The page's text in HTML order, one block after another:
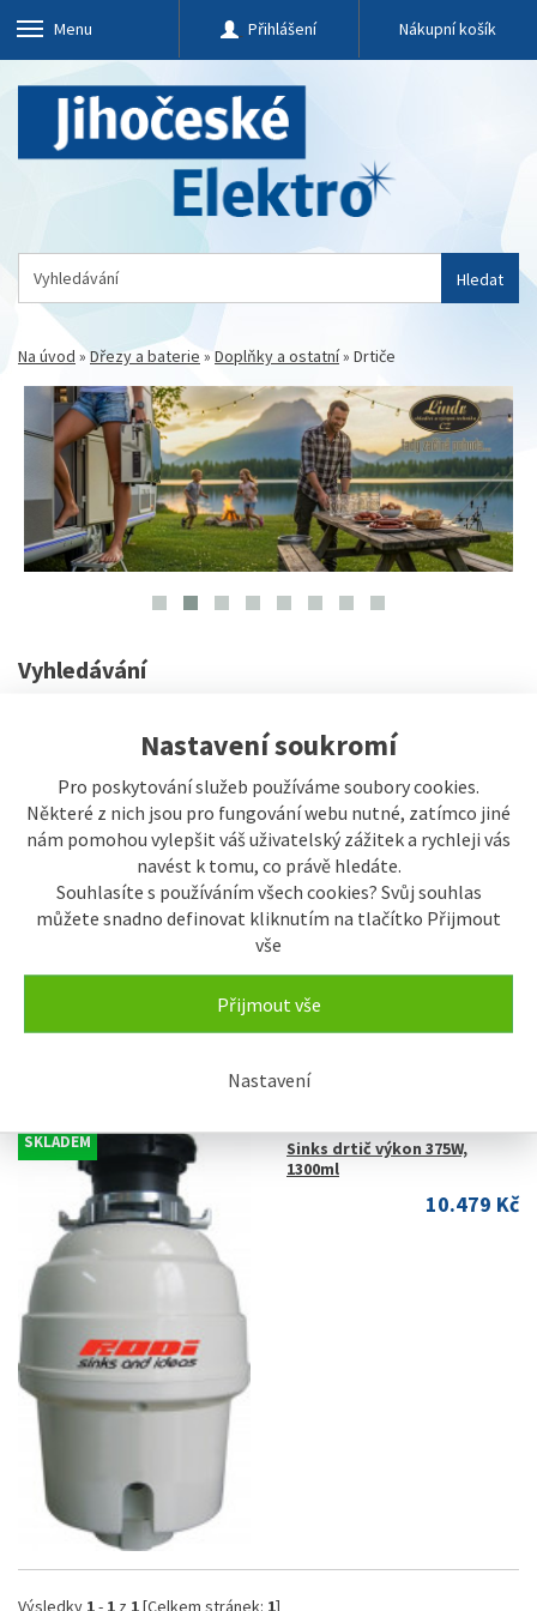
Nastavení soukromí
Pro poskytování služeb používáme soubory cookies.
Některé z nich jsou pro fungování webu nutné, zatímco jiné
nám pomohou vylepšit váš uživatelský zážitek a rychleji vás
navést k tomu, co právě hledáte.
Souhlasíte s používáním všech cookies? Svůj souhlas
můžete snadno definovat kliknutím na tlačítko Přijmout
vše
Přijmout vše
Nastavení
Menu Přihlášení Nákupní košík
Hledat
Na úvod »Dřezy a baterie » Doplňky a ostatní» Drtiče
Vyhledávání
řazení:
Typicky Název Od nejlevnějšího Od nejdražšího
SKLADEM
Sinks drtič výkon 375W,
1300ml
10.479 Kč
Výsledky 1- 1 z 1[Celkem stránek: 1]